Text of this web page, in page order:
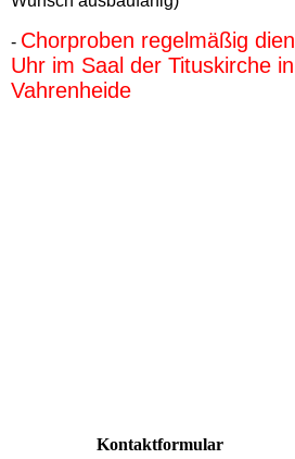
- Chorproben regelmäßig
Uhr im Saal der Tituskirche
Vahrenheide
Kontaktformular